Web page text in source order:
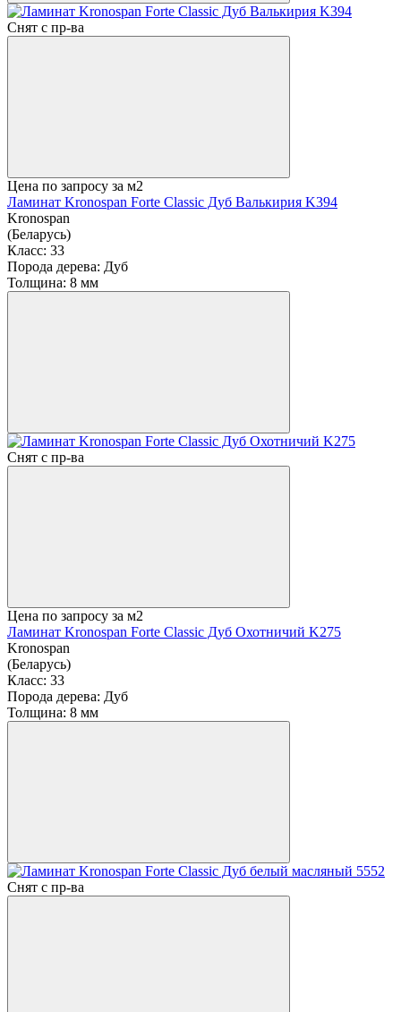
Снят с пр-ва
Цена по запросу за м2
Ламинат Kronospan Forte Classic Дуб Валькирия K394
Kronospan
(Беларусь)
Класс: 33
Порода дерева: Дуб
Толщина: 8 мм
Снят с пр-ва
Цена по запросу за м2
Ламинат Kronospan Forte Classic Дуб Охотничий K275
Kronospan
(Беларусь)
Класс: 33
Порода дерева: Дуб
Толщина: 8 мм
Снят с пр-ва